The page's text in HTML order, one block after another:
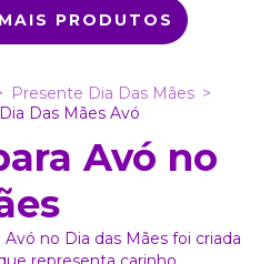
PRODUTOS
Presente Dia Das Mães >
Das Mães Avó
Avó no
no Dia das Mães foi criada